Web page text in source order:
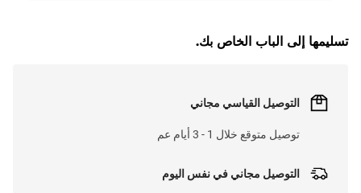
تسليمها إلى الباب الخاص بك.
التوصيل القياسي مجاني
توصيل متوقع خلال 1 - 3 أيام عم
التوصيل مجاني في نفس اليوم